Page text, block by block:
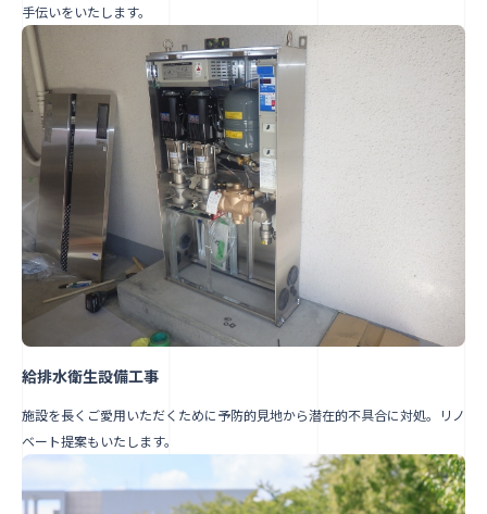
手伝いをいたします。
給排水衛生設備工事
施設を長くご愛用いただくために予防的見地から潜在的不具合に対処。リノ
ベート提案もいたします。